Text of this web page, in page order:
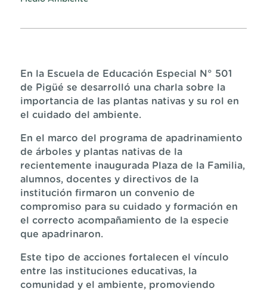
En la Escuela de Educación Especial N° 501
de Pigüé se desarrolló una charla sobre la
importancia de las plantas nativas y su rol en
el cuidado del ambiente.
En el marco del programa de apadrinamiento
de árboles y plantas nativas de la
recientemente inaugurada Plaza de la Familia,
alumnos, docentes y directivos de la
institución firmaron un convenio de
compromiso para su cuidado y formación en
el correcto acompañamiento de la especie
que apadrinaron.
Este tipo de acciones fortalecen el vínculo
entre las instituciones educativas, la
comunidad y el ambiente, promoviendo